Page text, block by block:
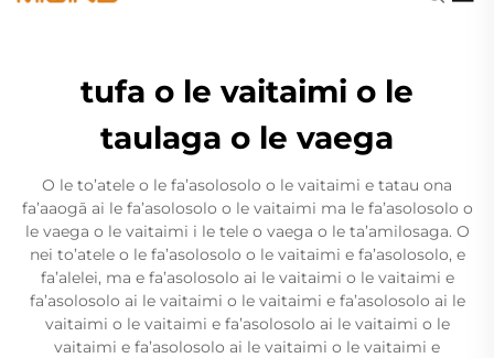
tufa o le vaitaimi o le
taulaga o le vaega
O le to’atele o le fa’asolosolo o le vaitaimi e tatau ona
fa’aaogā ai le fa’asolosolo o le vaitaimi ma le fa’asolosolo o
le vaega o le vaitaimi i le tele o vaega o le ta’amilosaga. O
nei to’atele o le fa’asolosolo o le vaitaimi e fa’asolosolo, e
fa’alelei, ma e fa’asolosolo ai le vaitaimi o le vaitaimi e
fa’asolosolo ai le vaitaimi o le vaitaimi e fa’asolosolo ai le
vaitaimi o le vaitaimi e fa’asolosolo ai le vaitaimi o le
vaitaimi e fa’asolosolo ai le vaitaimi o le vaitaimi e